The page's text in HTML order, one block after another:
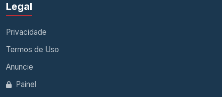
Legal
Privacidade
Termos de Uso
Anuncie
Painel